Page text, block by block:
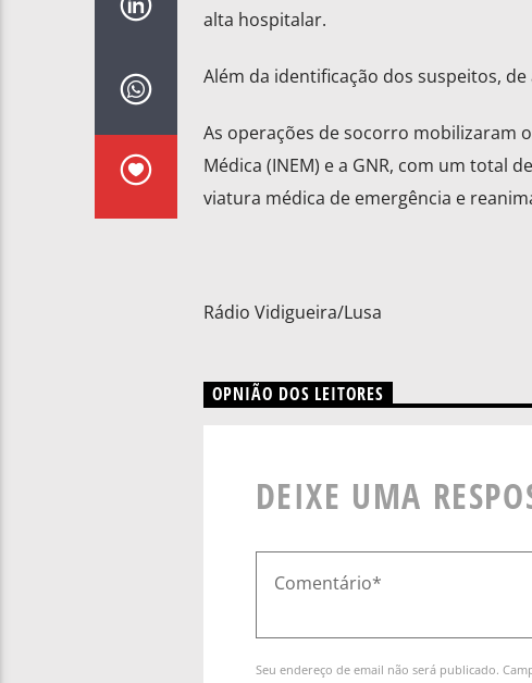
alta hospitalar.
Além da identificação dos suspeitos,
As operações de socorro mobilizaram
Médica (INEM) e a GNR, com um total
viatura médica de emergência e
Rádio Vidigueira/Lusa
OPNIÃO DOS LEITORES
DEIXE UMA
Seu endereço de email não será publicado.